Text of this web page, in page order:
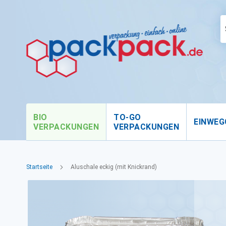
BIO
VERPACKUNGEN
TO-GO
VERPACKUNGEN
Startseite Aluschale eckig (mit Knickrand)